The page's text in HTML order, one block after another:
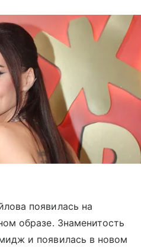
появилась на
образе. Знаменитость
и появилась в новом